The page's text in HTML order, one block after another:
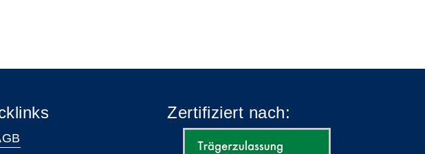
Zertifiziert nach: